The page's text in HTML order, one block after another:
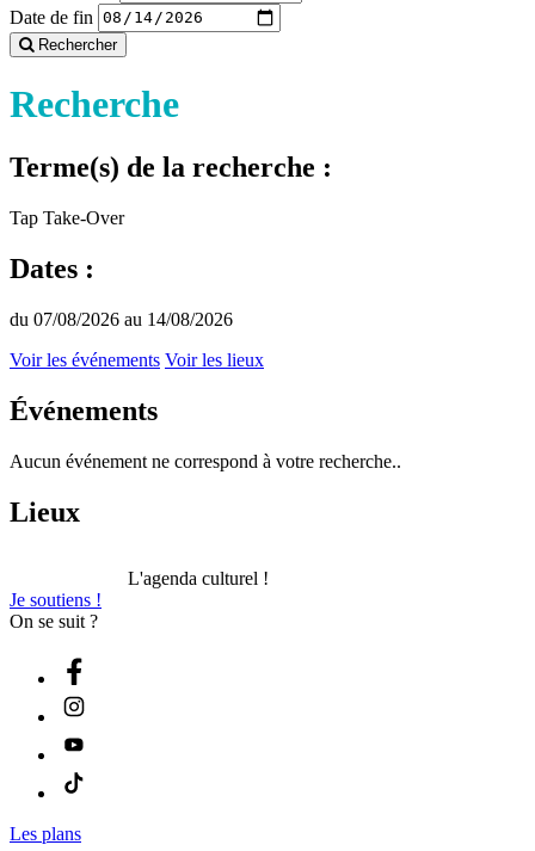
Date de fin
Rechercher
Recherche
Terme(s) de la recherche :
Tap Take-Over
Dates :
du 07/08/2026 au 14/08/2026
Voir les événements Voir les lieux
Événements
Aucun événement ne correspond à votre recherche..
Lieux
L'agenda culturel !
Je soutiens !
On se suit ?
Les plans